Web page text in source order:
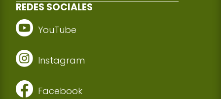
REDES SOCIALES
YouTube
Instagram
Facebook